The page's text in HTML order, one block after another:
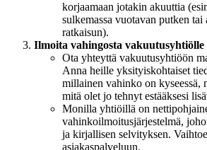
korjaamaan jotakin akuuttia
sulkemassa vuotavan putken tai
ratkaisun).
Ilmoita vahingosta vakuutusyhtiölle
Ota yhteyttä vakuutusyhtiöön
Anna heille yksityiskohtaiset
millainen vahinko on kyseessä,
mitä olet jo tehnyt estääksesi
Monilla yhtiöillä on
vahinkoilmoitusjärjestelmä,
ja kirjallisen selvityksen.
asiakaspalveluun.